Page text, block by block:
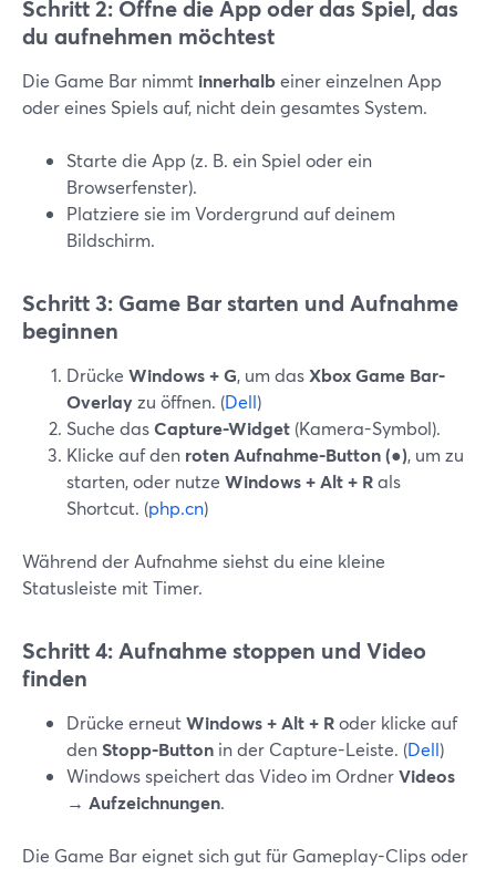
Schritt 2: Öffne die App oder das Spiel, das
du aufnehmen möchtest
Die Game Bar nimmt innerhalbeiner einzelnen App
oder eines Spiels auf, nicht dein gesamtes System.
Starte die App (z. B. ein Spiel oder ein
Browserfenster).
Platziere sie im Vordergrund auf deinem
Bildschirm.
Schritt 3: Game Bar starten und Aufnahme
beginnen
Drücke Windows + G, um dasXbox Game Bar-
Overlayzu öffnen. (Dell)
Suche dasCapture-Widget (Kamera-Symbol).
Klicke auf den roten Aufnahme-Button (●), um zu
starten, oder nutze Windows + Alt + Rals
Shortcut. (php.cn)
Während der Aufnahme siehst du eine kleine
Statusleiste mit Timer.
Schritt 4: Aufnahme stoppen und Video
finden
Drücke erneutWindows + Alt + Roder klicke auf
denStopp-Button in der Capture-Leiste. (Dell)
Windows speichert das Video im OrdnerVideos
→ Aufzeichnungen.
Die Game Bar eignet sich gut für Gameplay-Clips oder